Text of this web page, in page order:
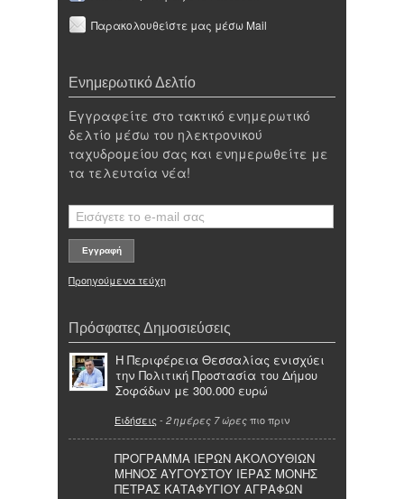
Παρακολουθείστε μας μέσω Mail
Ενημερωτικό Δελτίο
Εγγραφείτε στο τακτικό ενημερωτικό
δελτίο μέσω του ηλεκτρονικού
ταχυδρομείου σας και ενημερωθείτε με
τα τελευταία νέα!
Προηγούμενα τεύχη
Πρόσφατες Δημοσιεύσεις
Η Περιφέρεια Θεσσαλίας ενισχύει
την Πολιτική Προστασία του Δήμου
Σοφάδων με 300.000 ευρώ
Ειδήσεις - 2 ημέρες 7 ώρες πιο πριν
ΠΡΟΓΡΑΜΜΑ ΙΕΡΩΝ ΑΚΟΛΟΥΘΙΩΝ
ΜΗΝΟΣ ΑΥΓΟΥΣΤΟΥ ΙΕΡΑΣ ΜΟΝΗΣ
ΠΕΤΡΑΣ ΚΑΤΑΦΥΓΙΟΥ ΑΓΡΑΦΩΝ